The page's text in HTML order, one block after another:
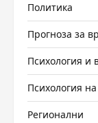
Политика
Прогноза за
Психология и
Психология
Регионални